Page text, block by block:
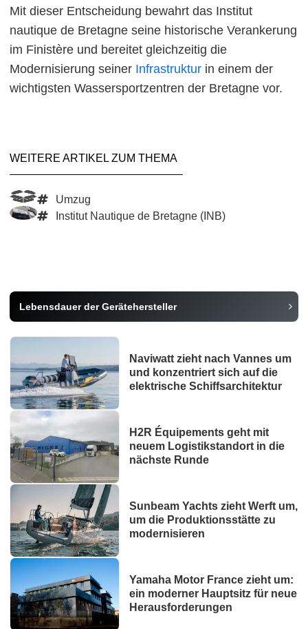
Mit dieser Entscheidung bewahrt das Institut
nautique de Bretagne seine historische Verankerung
im Finistère und bereitet gleichzeitig die
Modernisierung seiner Infrastruktur in einem der
wichtigsten Wassersportzentren der Bretagne vor.
WEITERE ARTIKEL ZUM THEMA
Umzug
Institut Nautique de Bretagne (INB)
Lebensdauer der Gerätehersteller
Naviwatt zieht nach Vannes um
und konzentriert sich auf die
elektrische Schiffsarchitektur
H2R Équipements geht mit
neuem Logistikstandort in die
nächste Runde
Sunbeam Yachts zieht Werft um,
um die Produktionsstätte zu
modernisieren
Yamaha Motor France zieht um:
ein moderner Hauptsitz für neue
Herausforderungen